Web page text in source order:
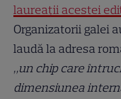
laureații acestei
Organizatorii galei
laudă la adresa
„un chip care
dimensiunea